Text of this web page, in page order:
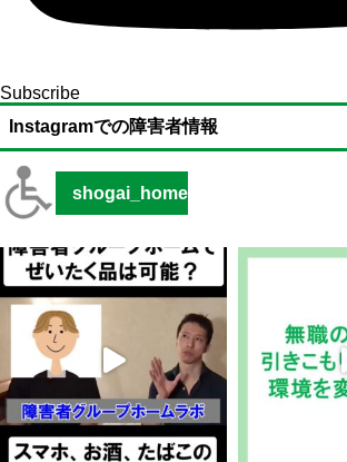
Subscribe
Instagramでの障害者情報
shogai_home